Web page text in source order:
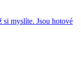
si myslíte. Jsou hotové